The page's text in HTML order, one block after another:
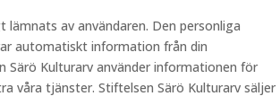
av användaren. Den personliga
automatiskt information från din
Särö Kulturarv använder informationen för
våra tjänster. Stiftelsen Särö Kulturarv säljer